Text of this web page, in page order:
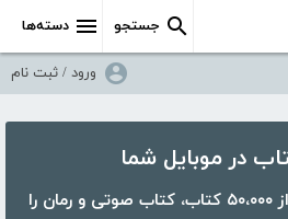
دسته‌ها جستجو
ورود / ثبت نام
با اپلیکیشن کتابراه، بیش از ۵۰،۰۰۰ کتاب، کتاب صوتی و رمان را